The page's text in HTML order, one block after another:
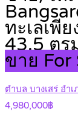
ทะเลเพี
43.5 ตร
ขาย For
ตำบล บางเสร่ อำ
4,980,000฿